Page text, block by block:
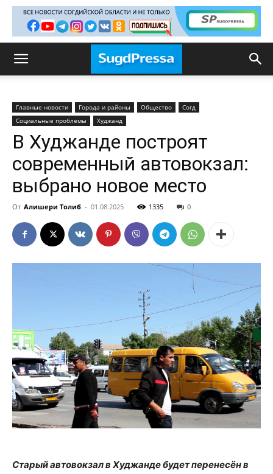
Главные новости Города и районы Общество
Согд
Социальные проблемы
Худжанд
В Худжанде построят
современный автовокзал:
выбрано новое место
От Алишери Толиб - 01.08.2025 1335 0
Старый автовокзал в Худжанде будет перенесён в